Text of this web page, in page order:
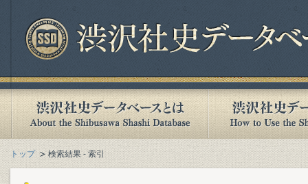
トップ 検索結果 - 索引